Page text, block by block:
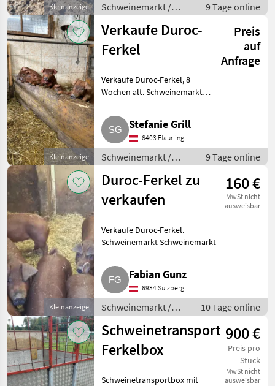
Kleinanzeige
Schweinemarkt /
Schweinemarkt
9 Tage online
Kleinanzeige
Verkaufe Duroc-
Ferkel
Preis
auf
Anfrage
Verkaufe Duroc-Ferkel, 8
Wochen alt. Schweinemarkt
Stefanie Grill
6403 Flaurling
Schweinemarkt /
Schweinemarkt
9 Tage online
Kleinanzeige
Duroc-Ferkel zu
verkaufen
160 €
MwSt nicht
ausweisbar
Verkaufe Duroc-Ferkel.
Schweinemarkt Schweinemarkt
Fabian Gunz
6934 Sulzberg
Schweinemarkt /
Schweinemarkt
10 Tage online
Schweinetransportbox,
Ferkelbox
900 €
Preis pro
Stück
MwSt nicht
ausweisbar
Schweinetransportbox mit